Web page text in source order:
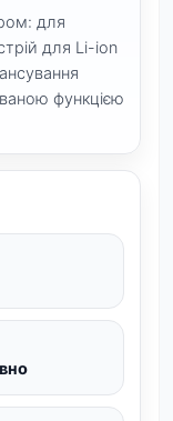
для
для Li-ion
функцією